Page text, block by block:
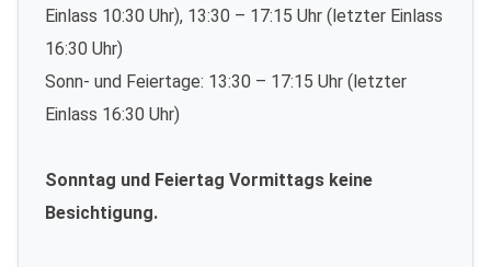
Einlass 10:30 Uhr), 13:30 – 17:15 Uhr (letzter Einlass
16:30 Uhr)
Sonn- und Feiertage: 13:30 – 17:15 Uhr (letzter
Einlass 16:30 Uhr)
Sonntag und Feiertag Vormittags keine
Besichtigung.